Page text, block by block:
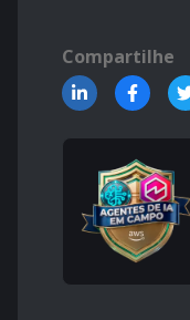
Compartilhe